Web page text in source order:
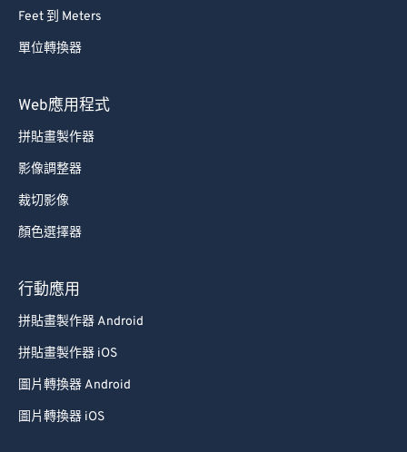
Feet 到 Meters
單位轉換器
Web應用程式
拼貼畫製作器
影像調整器
裁切影像
顏色選擇器
行動應用
拼貼畫製作器 Android
拼貼畫製作器 iOS
圖片轉換器 Android
圖片轉換器 iOS